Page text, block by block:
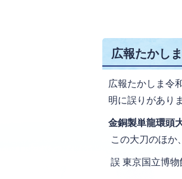
広報たかし
広報たかしま令
明に誤りがあり
金銅製単龍環頭
この大刀のほか
誤 東京国立博